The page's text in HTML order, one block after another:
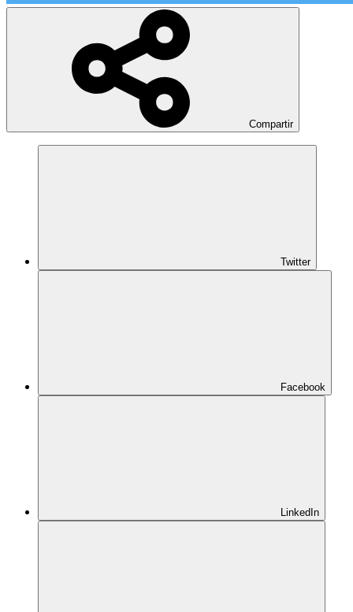
Compartir
Twitter
Facebook
LinkedIn